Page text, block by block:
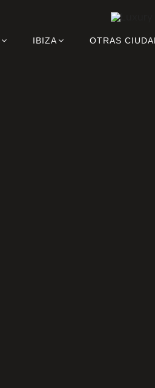
IBIZA OTRAS